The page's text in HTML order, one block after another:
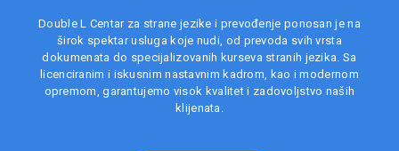
Double L Centar za strane jezike i prevođenje ponosan je na
širok spektar usluga koje nudi, od prevoda svih vrsta
dokumenata do specijalizovanih kurseva stranih jezika. Sa
licenciranim i iskusnim nastavnim kadrom, kao i modernom
opremom, garantujemo visok kvalitet i zadovoljstvo naših
klijenata.